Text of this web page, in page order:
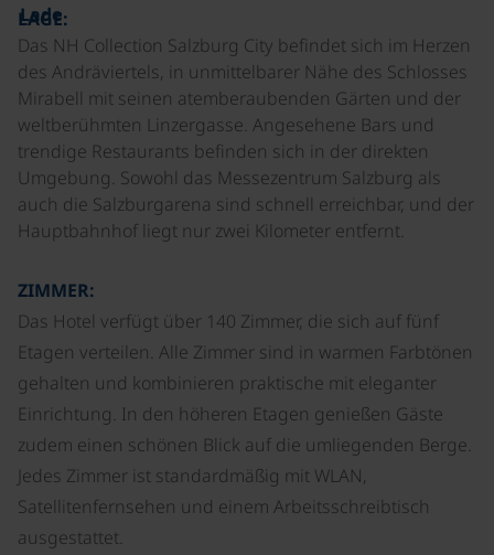
Lade
LAGE:
Das NH Collection Salzburg City befindet sich im Herzen
des Andräviertels, in unmittelbarer Nähe des Schlosses
Mirabell mit seinen atemberaubenden Gärten und der
weltberühmten Linzergasse. Angesehene Bars und
trendige Restaurants befinden sich in der direkten
Umgebung. Sowohl das Messezentrum Salzburg als
auch die Salzburgarena sind schnell erreichbar, und der
Hauptbahnhof liegt nur zwei Kilometer entfernt.
ZIMMER:
Das Hotel verfügt über 140 Zimmer, die sich auf fünf
Etagen verteilen. Alle Zimmer sind in warmen Farbtönen
gehalten und kombinieren praktische mit eleganter
Einrichtung. In den höheren Etagen genießen Gäste
zudem einen schönen Blick auf die umliegenden Berge.
Jedes Zimmer ist standardmäßig mit WLAN,
Satellitenfernsehen und einem Arbeitsschreibtisch
ausgestattet.